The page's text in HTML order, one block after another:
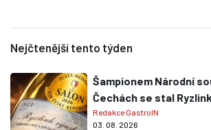
Nejčtenější tento týden
Šampionem Národní
Čechách se stal
Redakce GastroIN
03. 08. 2026